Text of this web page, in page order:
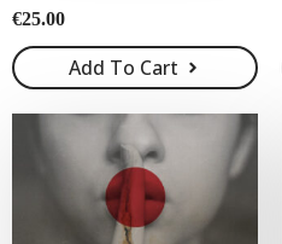
€25.00
Add To Cart